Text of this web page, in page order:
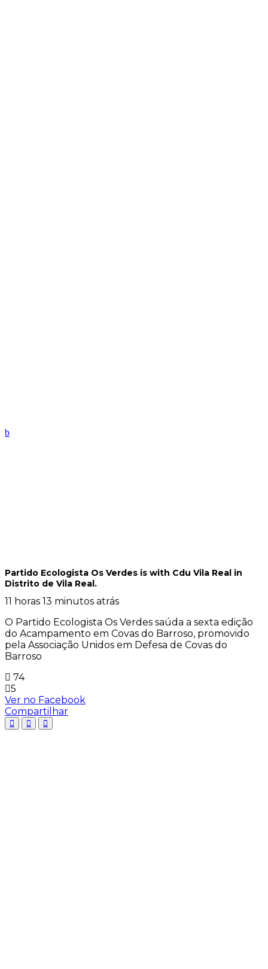
Partido Ecologista Os Verdes is with Cdu Vila Real in
Distrito de Vila Real.
11 horas 13 minutos atrás
O Partido Ecologista Os Verdes saúda a sexta edição
do Acampamento em Covas do Barroso, promovido
pela Associação Unidos em Defesa de Covas do
Barroso
74
5
Ver no Facebook
Compartilhar